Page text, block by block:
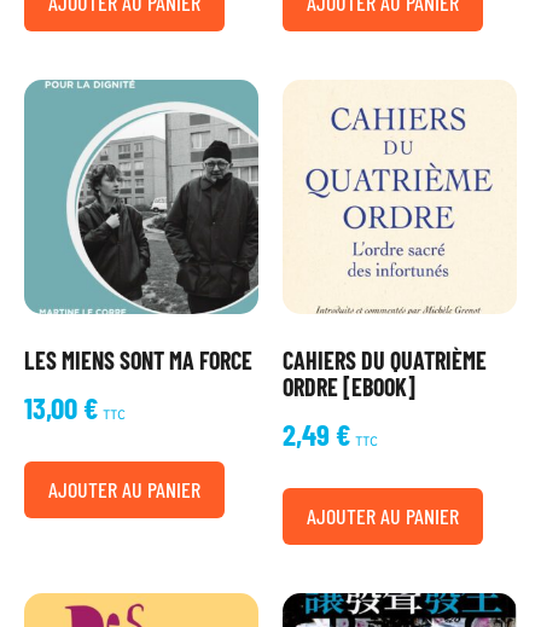
LES MIENS SONT MA FORCE
13,00€ TTC
AJOUTER AU PANIER
CAHIERS DU QUATRIÈME
ORDRE [EBOOK]
2,49 € TTC
AJOUTER AU PANIER